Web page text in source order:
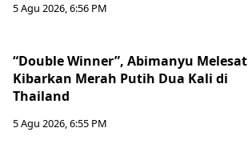
5 Agu 2026, 6:56 PM
“Double Winner”, Abimanyu Melesat
Kibarkan Merah Putih Dua Kali di
Thailand
5 Agu 2026, 6:55 PM